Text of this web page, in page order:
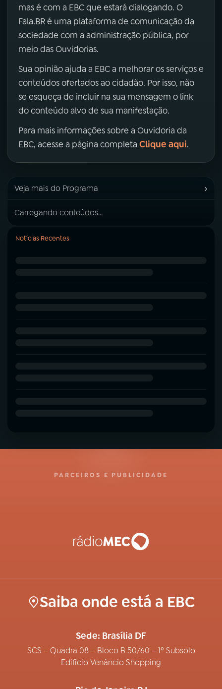
mas é com a EBC que estará dialogando. O
Fala.BR é uma plataforma de comunicação da
sociedade com a administração pública, por
meio das Ouvidorias.
Sua opinião ajuda a EBC a melhorar os serviços e
conteúdos ofertados ao cidadão. Por isso, não
se esqueça de incluir na sua mensagem o link
do conteúdo alvo de sua manifestação.
Para mais informações sobre a Ouvidoria da
EBC, acesse a página completa Clique aqui.
Veja mais do Programa ›
Carregando conteúdos...
Notícias Recentes
PARCEIROS E PUBLICIDADE
Saiba onde está a EBC
Sede: Brasília DF
SCS – Quadra 08 – Bloco B 50/60 – 1º Subsolo
Edifício Venâncio Shopping